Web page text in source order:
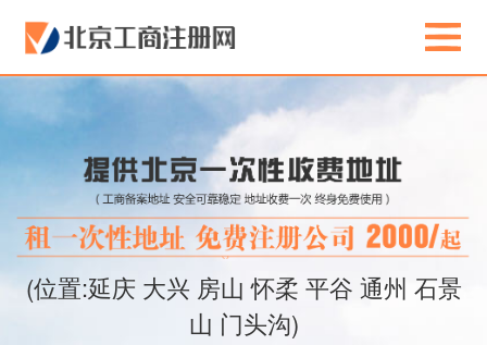
(位置:延庆 大兴 房山 怀柔 平谷 通州 石景
山 门头沟)